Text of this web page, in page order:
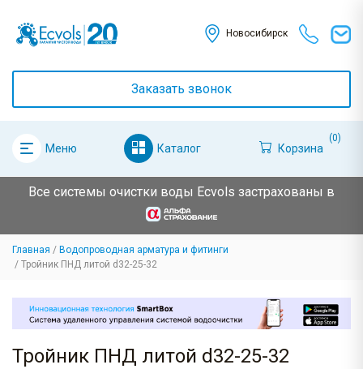
Новосибирск
Заказать звонок
Меню Каталог Корзина
(0)
Все системы очистки воды Ecvols застрахованы в
Главная
Водопроводная арматура и фитинги
Тройник ПНД литой d32-25-32
Тройник ПНД литой d32-25-32